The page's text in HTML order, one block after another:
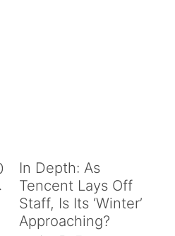
In Depth: As
Tencent Lays Off
Staff, Is Its ‘Winter’
Approaching?